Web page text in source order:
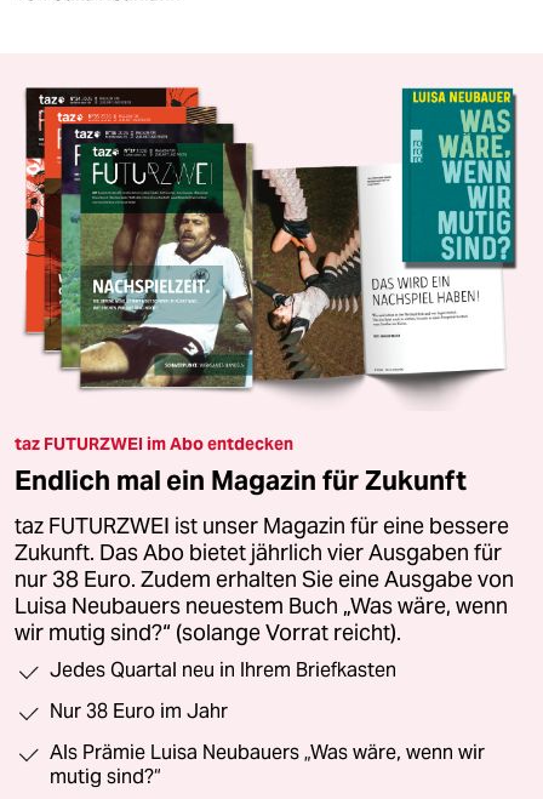
taz FUTURZWEI im Abo entdecken
Endlich mal ein Magazin für Zukunft
taz FUTURZWEI ist unser Magazin für eine bessere
Zukunft. Das Abo bietet jährlich vier Ausgaben für
nur 38 Euro. Zudem erhalten Sie eine Ausgabe von
Luisa Neubauers neuestem Buch „Was wäre, wenn
wir mutig sind?“ (solange Vorrat reicht).
Jedes Quartal neu in Ihrem Briefkasten
Nur 38 Euro im Jahr
Als Prämie Luisa Neubauers „Was wäre, wenn wir
mutig sind?“